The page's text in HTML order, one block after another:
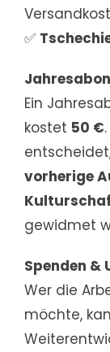
✅
Ein
kostet 50 €
vorherige
gewidmet
Spenden &
Wer die
möchte,